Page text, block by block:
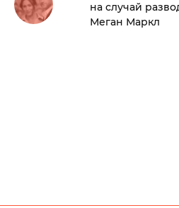
на случай
Меган Маркл